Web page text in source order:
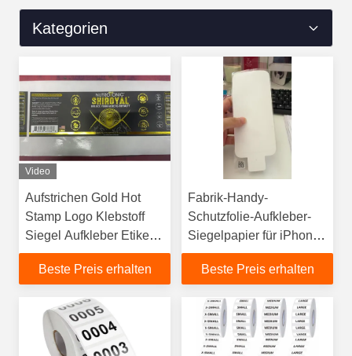
Kategorien
Video
Aufstrichen Gold Hot
Stamp Logo Klebstoff
Siegel Aufkleber Etikett
mit Kunden-Logo Ideal
für Produktmarken und
Beste Preis erhalten
Fabrik-Handy-
Schutzfolie-Aufkleber-
Siegelpapier für iPhone
XR-17 Pro Max
Beste Preis erhalten